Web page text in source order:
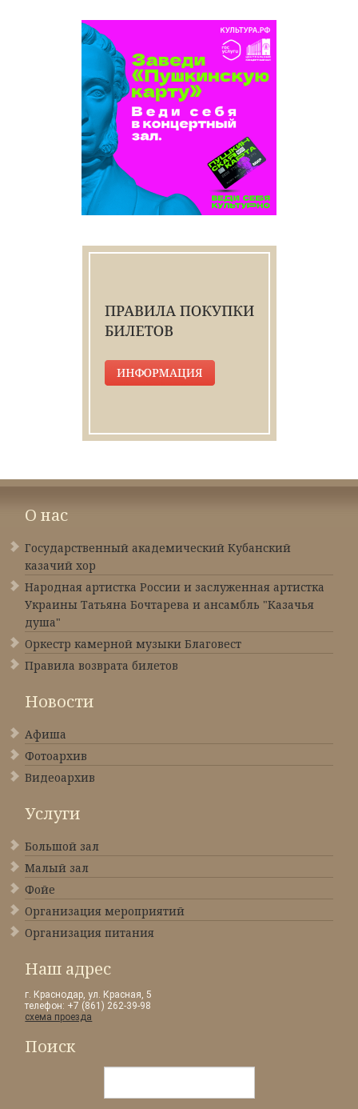
О нас
Государственный академический Кубанский
казачий хор
Народная артистка России и заслуженная артистка
Украины Татьяна Бочтарева и ансамбль "Казачья
душа"
Оркестр камерной музыки Благовест
Правила возврата билетов
Новости
Афиша
Фотоархив
Видеоархив
Услуги
Большой зал
Малый зал
Фойе
Организация мероприятий
Организация питания
Наш адрес
г. Краснодар, ул. Красная, 5
телефон: +7 (861) 262-39-98
схема проезда
Поиск